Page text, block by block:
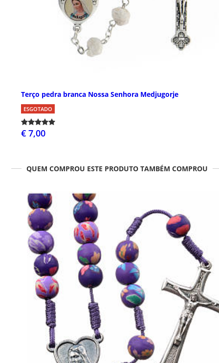
Terço pedra branca Nossa Senhora Medjugorje
ESGOTADO
€ 7,00
QUEM COMPROU ESTE PRODUTO TAMBÉM COMPROU